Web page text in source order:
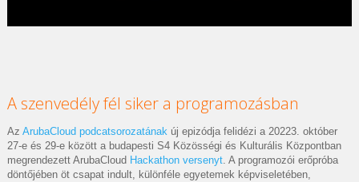
A szenvedély fél siker a programozásban
Az ArubaCloud podcatsorozatánakúj epizódja felidézi a 20223. október
27-e és 29-e között a budapesti S4 Közösségi és Kulturális Központban
megrendezett ArubaCloud Hackathon versenyt. A programozói erőpróba
döntőjében öt csapat indult, különféle egyetemek képviseletében,